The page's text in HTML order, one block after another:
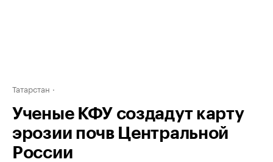
Татарстан
Ученые КФУ создадут карту
эрозии почв Центральной
России